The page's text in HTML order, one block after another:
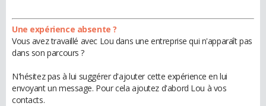
Une expérience absente ?
Vous avez travaillé avec Lou dans une entreprise qui n'apparaît pas
dans son parcours ?
N'hésitez pas à lui suggérer d'ajouter cette expérience en lui
envoyant un message. Pour cela ajoutez d'abord Lou à vos
contacts.